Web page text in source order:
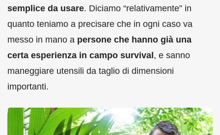
semplice da usare. Diciamo “relativamente” in
quanto teniamo a precisare che in ogni caso va
messo in mano a persone che hanno già una
certa esperienza in campo survival , e sanno
maneggiare utensili da taglio di dimensioni
importanti.